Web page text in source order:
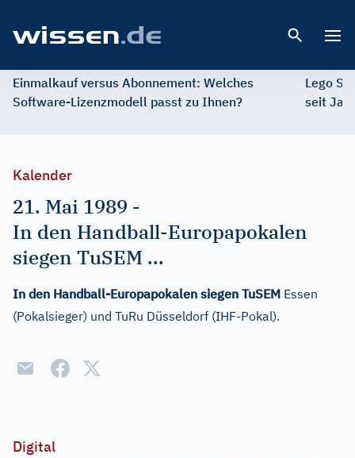
Einmalkauf versus Abonnement: Welches
Software-Lizenzmodell passt zu Ihnen?
Lego
seit
Kalender
21. Mai 1989 -
In den Handball-Europapokalen
siegen TuSEM ...
In den Handball-Europapokalen siegen TuSEM Essen
(Pokalsieger) und TuRu Düsseldorf (IHF-Pokal).
Digital